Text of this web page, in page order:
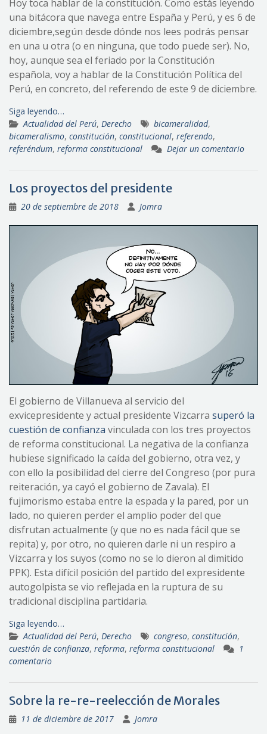
Hoy toca hablar de la constitución. Como estás leyendo
una bitácora que navega entre España y Perú, y es 6 de
diciembre,según desde dónde nos lees podrás pensar
en una u otra (o en ninguna, que todo puede ser). No,
hoy, aunque sea el feriado por la Constitución
española, voy a hablar de la Constitución Política del
Perú, en concreto, del referendo de este 9 de diciembre.
Siga leyendo…
Actualidad del Perú, Derecho bicameralidad,
bicameralismo, constitución, constitucional, referendo,
referéndum, reforma constitucional Dejar un comentario
Los proyectos del presidente
20 de septiembre de 2018 Jomra
El gobierno de Villanueva al servicio del
exvicepresidente y actual presidente Vizcarra superó la
cuestión de confianza vinculada con los tres proyectos
de reforma constitucional. La negativa de la confianza
hubiese significado la caída del gobierno, otra vez, y
con ello la posibilidad del cierre del Congreso (por pura
reiteración, ya cayó el gobierno de Zavala). El
fujimorismo estaba entre la espada y la pared, por un
lado, no quieren perder el amplio poder del que
disfrutan actualmente (y que no es nada fácil que se
repita) y, por otro, no quieren darle ni un respiro a
Vizcarra y los suyos (como no se lo dieron al dimitido
PPK). Esta difícil posición del partido del expresidente
autogolpista se vio reflejada en la ruptura de su
tradicional disciplina partidaria.
Siga leyendo…
Actualidad del Perú, Derecho congreso, constitución,
cuestión de confianza, reforma, reforma constitucional
1
comentario
Sobre la re-re-reelección de Morales
11 de diciembre de 2017 Jomra